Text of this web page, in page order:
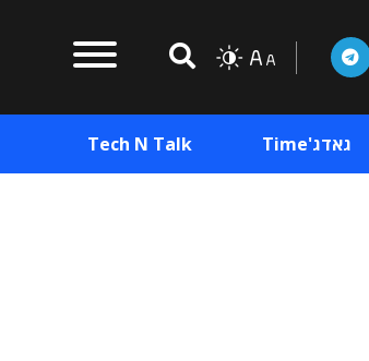
גאדג'Time Tech N Talk